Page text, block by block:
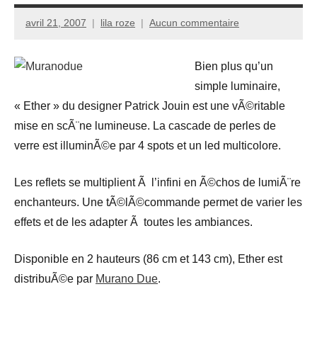
avril 21, 2007 lila roze Aucun commentaire
Bien plus qu’un
simple luminaire,
« Ether » du designer Patrick Jouin est une vÃ©ritable
mise en scÃ¨ne lumineuse. La cascade de perles de
verre est illuminÃ©e par 4 spots et un led multicolore.
Les reflets se multiplient Ã l’infini en Ã©chos de lumiÃ¨re
enchanteurs. Une tÃ©lÃ©commande permet de varier les
effets et de les adapter Ã toutes les ambiances.
Disponible en 2 hauteurs (86 cm et 143 cm), Ether est
distribuÃ©e par Murano Due.